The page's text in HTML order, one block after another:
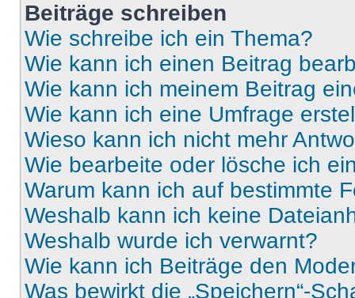
Beiträge schreiben
Wie schreibe ich ein Thema?
Wie kann ich einen Beitrag
Wie kann ich meinem Beitrag
Wie kann ich eine Umfrage
Wieso kann ich nicht mehr
Wie bearbeite oder lösche ich
Warum kann ich auf bestimmte
Weshalb kann ich keine
Weshalb wurde ich verwarnt?
Wie kann ich Beiträge den
Was bewirkt die „Speichern“-